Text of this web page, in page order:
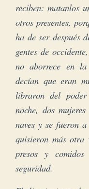
reciben: matanlos
otros presentes,
ha de ser después
gentes de
no aborrece en la
decían que eran
libraron del
noche, dos
naves y se fueron
quisieron más
presos y
seguridad.